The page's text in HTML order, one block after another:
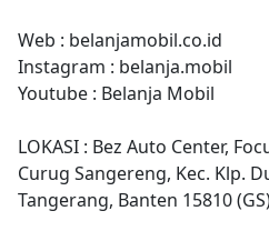
Web : belanjamobil.co.id
Instagram : belanja.mobil
Youtube : Belanja Mobil
LOKASI : Bez Auto Center,
Curug Sangereng, Kec. Klp.
Tangerang, Banten 15810